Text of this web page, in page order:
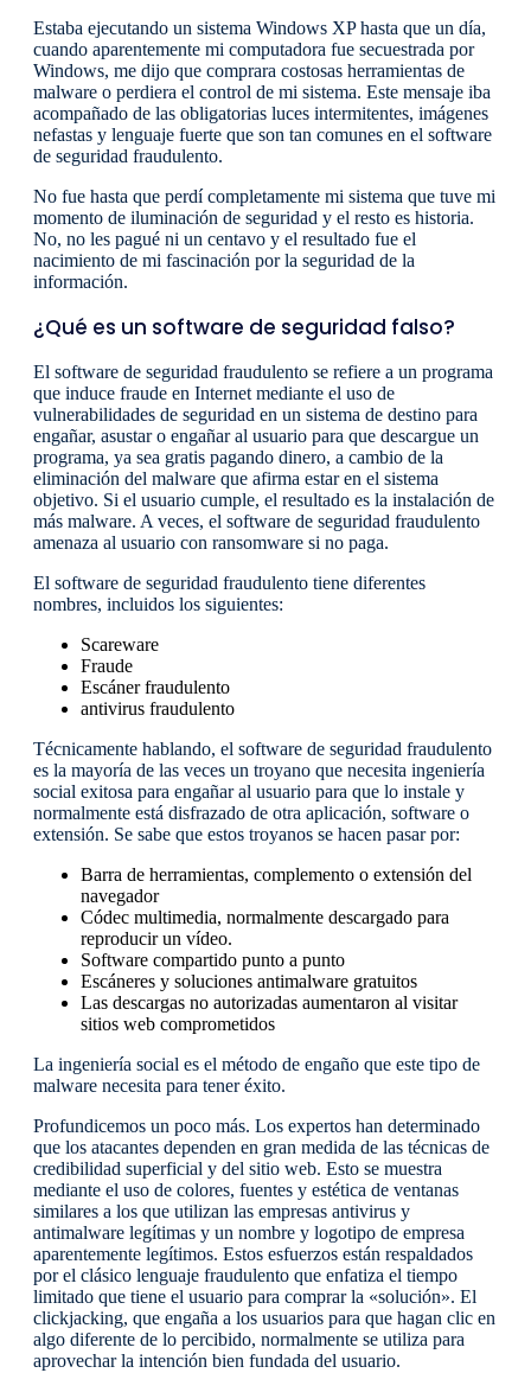
Estaba ejecutando un sistema Windows XP hasta que un día,
cuando aparentemente mi computadora fue secuestrada por
Windows, me dijo que comprara costosas herramientas de
malware o perdiera el control de mi sistema. Este mensaje iba
acompañado de las obligatorias luces intermitentes, imágenes
nefastas y lenguaje fuerte que son tan comunes en el software
de seguridad fraudulento.
No fue hasta que perdí completamente mi sistema que tuve mi
momento de iluminación de seguridad y el resto es historia.
No, no les pagué ni un centavo y el resultado fue el
nacimiento de mi fascinación por la seguridad de la
información.
¿Qué es un software de seguridad falso?
El software de seguridad fraudulento se refiere a un programa
que induce fraude en Internet mediante el uso de
vulnerabilidades de seguridad en un sistema de destino para
engañar, asustar o engañar al usuario para que descargue un
programa, ya sea gratis pagando dinero, a cambio de la
eliminación del malware que afirma estar en el sistema
objetivo. Si el usuario cumple, el resultado es la instalación de
más malware. A veces, el software de seguridad fraudulento
amenaza al usuario con ransomware si no paga.
El software de seguridad fraudulento tiene diferentes
nombres, incluidos los siguientes:
Scareware
Fraude
Escáner fraudulento
antivirus fraudulento
Técnicamente hablando, el software de seguridad fraudulento
es la mayoría de las veces un troyano que necesita ingeniería
social exitosa para engañar al usuario para que lo instale y
normalmente está disfrazado de otra aplicación, software o
extensión. Se sabe que estos troyanos se hacen pasar por:
Barra de herramientas, complemento o extensión del
navegador
Códec multimedia, normalmente descargado para
reproducir un vídeo.
Software compartido punto a punto
Escáneres y soluciones antimalware gratuitos
Las descargas no autorizadas aumentaron al visitar
sitios web comprometidos
La ingeniería social es el método de engaño que este tipo de
malware necesita para tener éxito.
Profundicemos un poco más. Los expertos han determinado
que los atacantes dependen en gran medida de las técnicas de
credibilidad superficial y del sitio web. Esto se muestra
mediante el uso de colores, fuentes y estética de ventanas
similares a los que utilizan las empresas antivirus y
antimalware legítimas y un nombre y logotipo de empresa
aparentemente legítimos. Estos esfuerzos están respaldados
por el clásico lenguaje fraudulento que enfatiza el tiempo
limitado que tiene el usuario para comprar la «solución». El
clickjacking, que engaña a los usuarios para que hagan clic en
algo diferente de lo percibido, normalmente se utiliza para
aprovechar la intención bien fundada del usuario.